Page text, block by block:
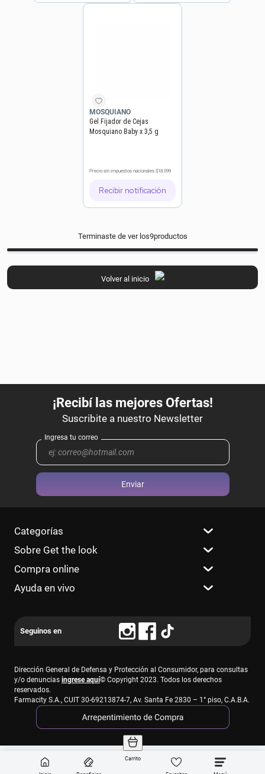
Carrito
MOSQUIANO
Gel Fijador de Cejas
Mosquiano Baby x 3,5 g
Precio sin impuestos nacionales $18.099
Recibir notificación
Terminaste de ver los9productos
Volver al inicio
Enviar
Categorías
Sobre Get the look
Compra online
Ayuda en vivo
Dirección General de Defensa y Protección al Consumidor, para consultas
y/o denuncias ingrese aquí© Copyright 2023. Todos los derechos
reservados.
Farmacity S.A., CUIT 30-69213874-7, Av. Santa Fe 2830 – 1° piso, C.A.B.A.